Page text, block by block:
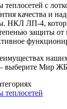
теплосетей с
качества и
НКЛ ЛП-4,
защиты от
– выберите Мир
теплосетей